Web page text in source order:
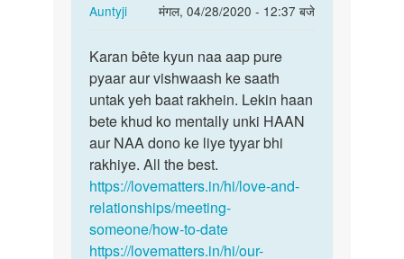
Auntyji
मंगल, 04/28/2020 - 12:37 बजे
In
to
Meri
ek
friend
h
muje
lagta…
by
Karan
soni
Karan
bête
kyun
naa
aap
pure…
Karan bête kyun naa aap pure
pyaar aur vishwaash ke saath
untak yeh baat rakhein. Lekin haan
bete khud ko mentally unki HAAN
aur NAA dono ke liye tyyar bhi
rakhiye. All the best.
https://lovematters.in/hi/love-and-
relationships/meeting-
someone/how-to-date
https://lovematters.in/hi/our-